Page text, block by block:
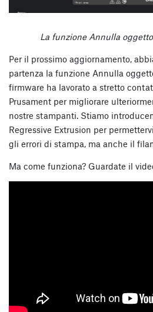
La funzione Annulla
Per il prossimo aggiornamento,
partenza la funzione Annulla
firmware ha lavorato a stretto
Prusament per migliorare
nostre stampanti. Stiamo
Regressive Extrusion per
gli errori di stampa, ma anche il
Ma come funziona? Guardate il